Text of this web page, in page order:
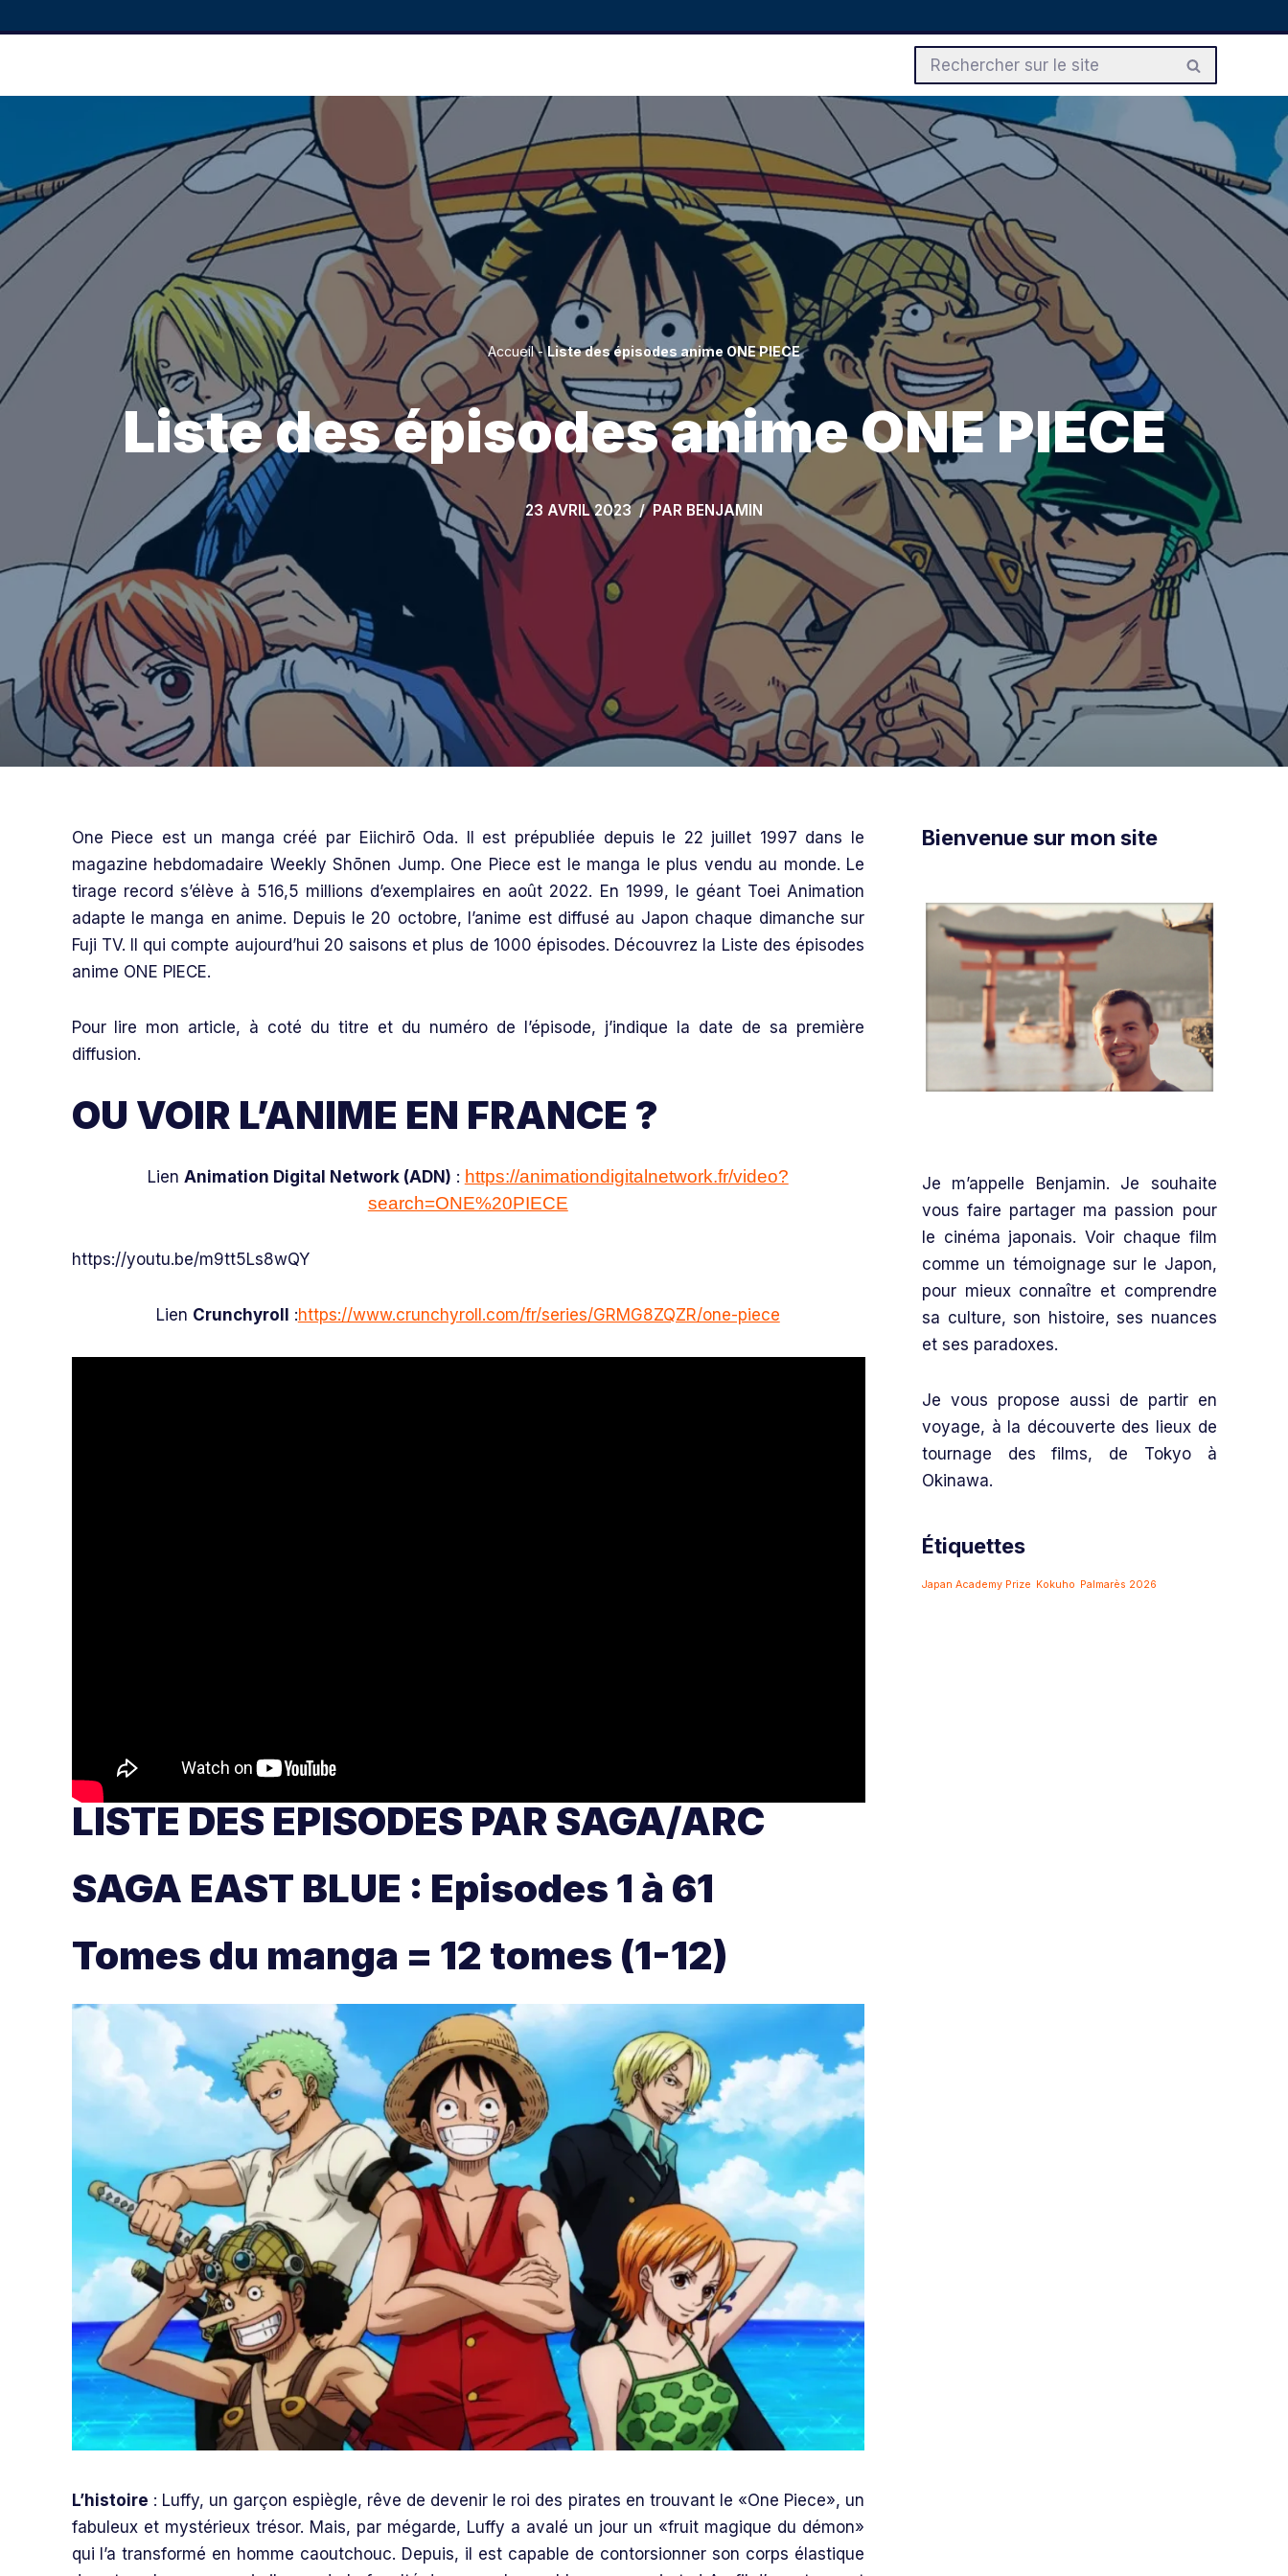
Accueil-Liste des épisodes anime ONE PIECE
Liste des épisodes anime ONE PIECE
23 AVRIL 2023 PAR BENJAMIN
One Piece est un manga créé par Eiichirō Oda. Il est prépubliée depuis le 22 juillet 1997 dans le
magazine hebdomadaire Weekly Shōnen Jump. One Piece est le manga le plus vendu au monde. Le
tirage record s’élève à 516,5 millions d’exemplaires en août 2022. En 1999, le géant Toei Animation
adapte le manga en anime. Depuis le 20 octobre, l’anime est diffusé au Japon chaque dimanche sur
Fuji TV. Il qui compte aujourd’hui 20 saisons et plus de 1000 épisodes. Découvrez la Liste des épisodes
anime ONE PIECE.
Pour lire mon article, à coté du titre et du numéro de l’épisode, j’indique la date de sa première
diffusion.
OU VOIR L’ANIME EN FRANCE ?
Lien Animation Digital Network (ADN) : https://animationdigitalnetwork.fr/video?
search=ONE%20PIECE
https://youtu.be/m9tt5Ls8wQY
Lien Crunchyroll :https://www.crunchyroll.com/fr/series/GRMG8ZQZR/one-piece
LISTE DES EPISODES PAR SAGA/ARC
SAGA EAST BLUE : Episodes 1 à 61
Tomes du manga = 12 tomes (1-12)
L’histoire : Luffy, un garçon espiègle, rêve de devenir le roi des pirates en trouvant le «One Piece», un
fabuleux et mystérieux trésor. Mais, par mégarde, Luffy a avalé un jour un «fruit magique du démon»
qui l’a transformé en homme caoutchouc. Depuis, il est capable de contorsionner son corps élastique
Bienvenue sur mon site
Je m’appelle Benjamin. Je souhaite
vous faire partager ma passion pour
le cinéma japonais. Voir chaque film
comme un témoignage sur le Japon,
pour mieux connaître et comprendre
sa culture, son histoire, ses nuances
et ses paradoxes.
Je vous propose aussi de partir en
voyage, à la découverte des lieux de
tournage des films, de Tokyo à
Okinawa.
Étiquettes
Japan Academy Prize Kokuho Palmarès 2026